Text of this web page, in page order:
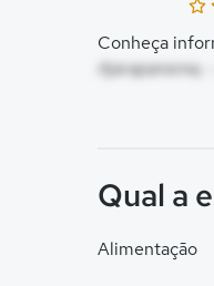
Conheça
Ajarapanema,
Qual a
Alimentação